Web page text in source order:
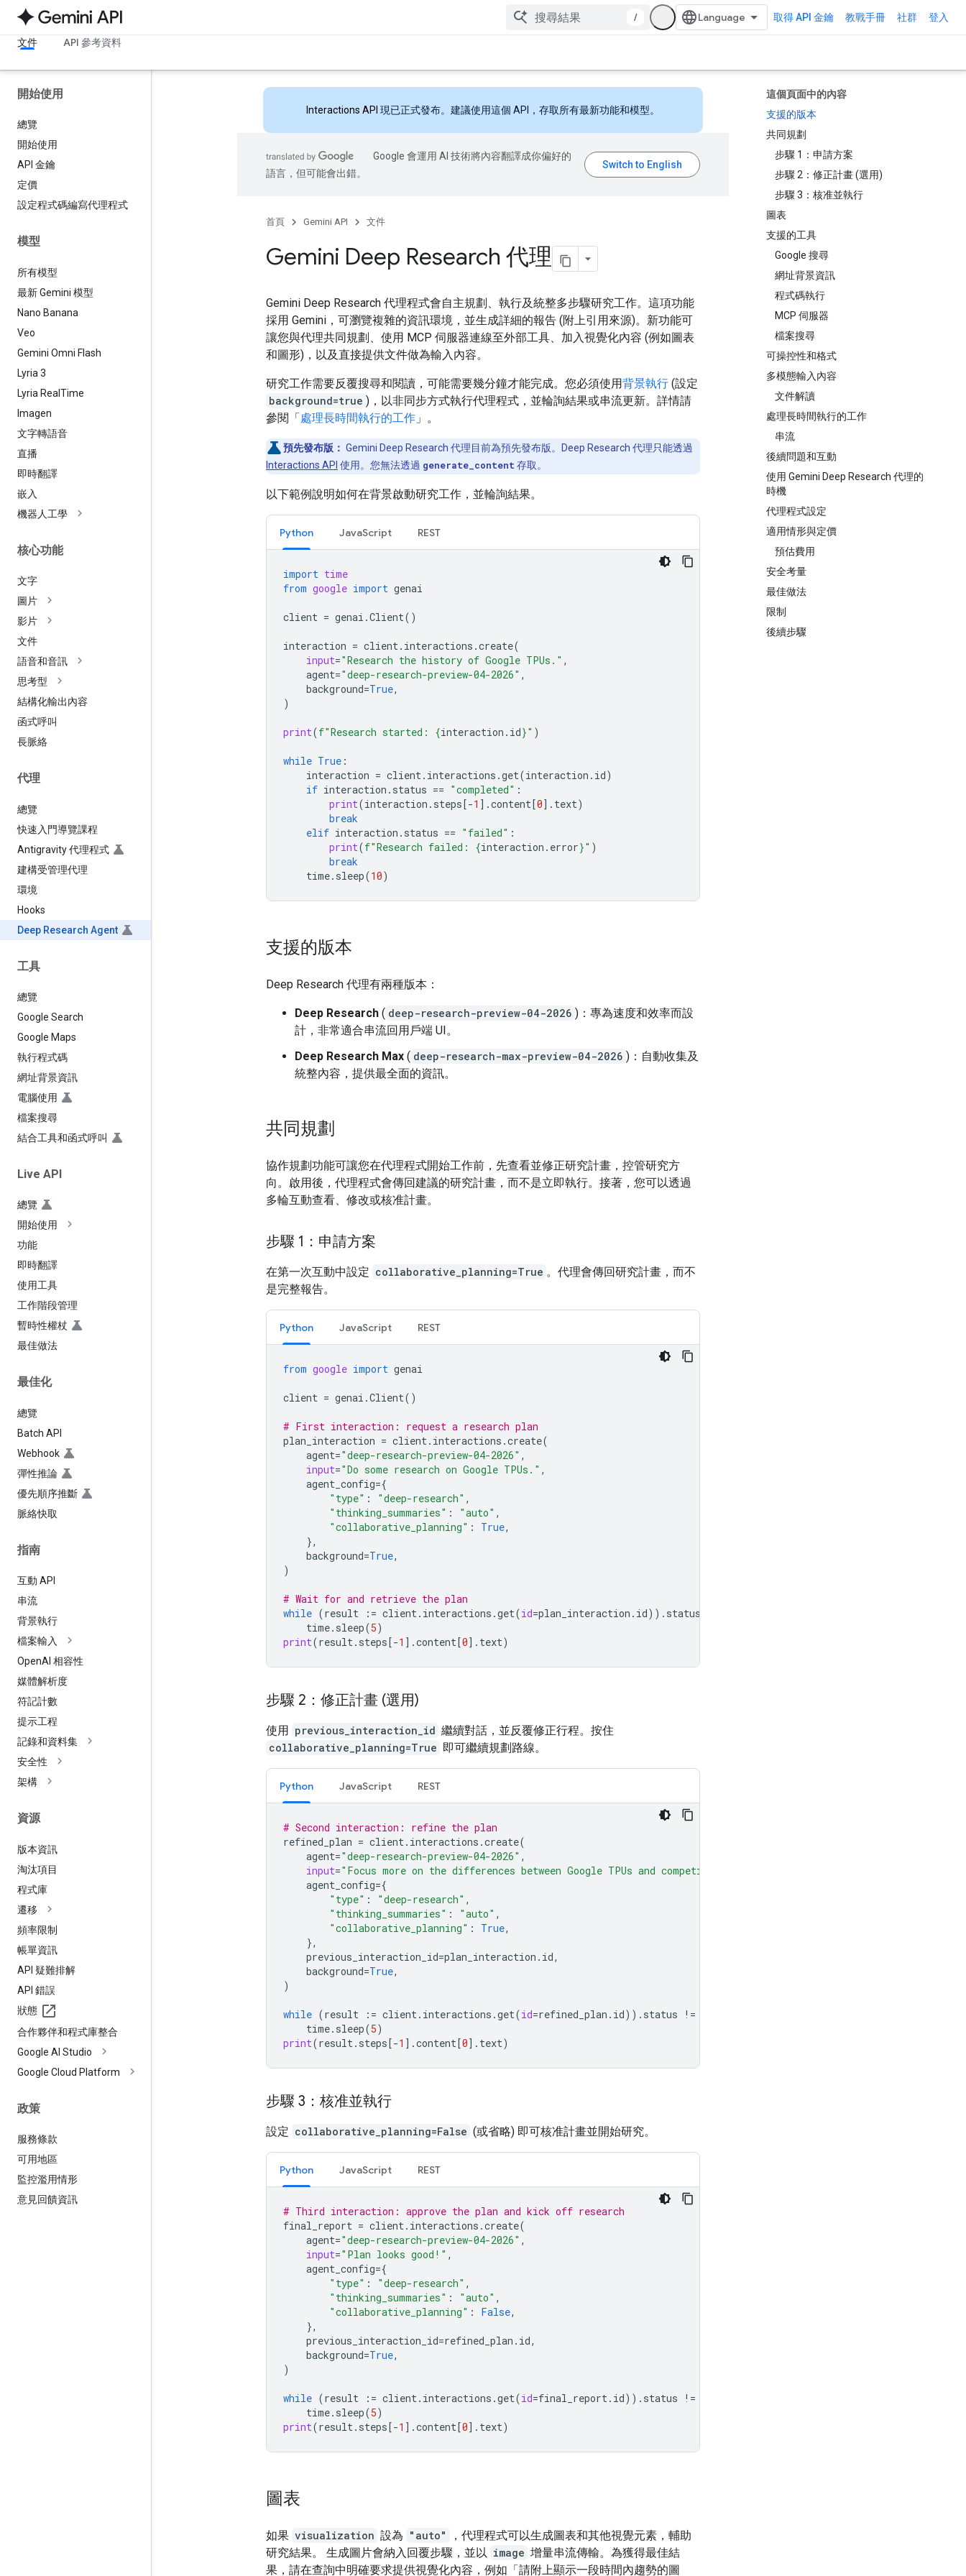
/ 取得 API 金鑰 教戰手冊 社群 登入
文件 API 參考資料
開始使用
總覽
開始使用
API 金鑰
定價
設定程式碼編寫代理程式
模型
所有模型
最新 Gemini 模型
Nano Banana
Veo
Gemini Omni Flash
Lyria 3
Lyria Real Time
Imagen
文字轉語音
直播
即時翻譯
嵌入
機器人工學
核心功能
文字
圖片
影片
文件
語音和音訊
思考型
結構化輸出內容
函式呼叫
長脈絡
代理
總覽
快速入門導覽課程
Antigravity 代理程式
建構受管理代理
環境
Hooks
Deep Research Agent
工具
總覽
Google Search
Google Maps
執行程式碼
網址背景資訊
電腦使用
檔案搜尋
結合工具和函式呼叫
Live API
總覽
開始使用
功能
即時翻譯
使用工具
工作階段管理
暫時性權杖
最佳做法
最佳化
總覽
Batch API
Webhook
彈性推論
優先順序推斷
脈絡快取
指南
互動 API
串流
背景執行
檔案輸入
OpenAI 相容性
媒體解析度
符記計數
提示工程
記錄和資料集
安全性
架構
資源
版本資訊
淘汰項目
程式庫
遷移
頻率限制
帳單資訊
API 疑難排解
API 錯誤
狀態
合作夥伴和程式庫整合
Google AI Studio
Google Cloud Platform
政策
服務條款
可用地區
監控濫用情形
意見回饋資訊
這個頁面中的內容
支援的版本
共同規劃
步驟 1：申請方案
步驟 2：修正計畫 (選用)
步驟 3：核准並執行
圖表
支援的工具
Google 搜尋
網址背景資訊
程式碼執行
MCP 伺服器
檔案搜尋
可操控性和格式
多模態輸入內容
文件解讀
處理長時間執行的工作
串流
後續問題和互動
使用 Gemini Deep Research 代理的
時機
代理程式設定
適用情形與定價
預估費用
安全考量
最佳做法
限制
後續步驟
Interactions API 現已正式發布。建議使用這個 API，存取所有最新功能和模型。
Google 會運用 AI 技術將內容翻譯成你偏好的
語言，但可能會出錯。
首頁 Gemini API 文件
Gemini Deep Research 代理
Gemini Deep Research 代理程式會自主規劃、執行及統整多步驟研究工作。這項功能
採用 Gemini，可瀏覽複雜的資訊環境，並生成詳細的報告 (附上引用來源)。新功能可
讓您與代理共同規劃、使用 MCP 伺服器連線至外部工具、加入視覺化內容 (例如圖表
和圖形)，以及直接提供文件做為輸入內容。
研究工作需要反覆搜尋和閱讀，可能需要幾分鐘才能完成。您必須使用背景執行 (設定
background=true )，以非同步方式執行代理程式，並輪詢結果或串流更新。詳情請
參閱「處理長時間執行的工作 」。
預先發布版： Gemini Deep Research 代理目前為預先發布版。Deep Research 代理只能透過
Interactions API 使用。您無法透過 generate_content 存取。
以下範例說明如何在背景啟動研究工作，並輪詢結果。
Python JavaScript REST
import time
from google import genai
client = genai .Client()
interaction = client. interactions .create(
input="Research the history of Google TPUs." ,
agent="deep-research-preview-04-2026" ,
background=True,
)
print(f"Research started: {interaction . id}" )
while True :
interaction = client. interactions .get(interaction . id)
if interaction . status == "completed" :
print(interaction . steps[-1 ] .content[0] . text)
break
elif interaction . status == "failed" :
print(f"Research failed: {interaction . error}" )
break
time. sleep(10)
支援的版本
Deep Research 代理有兩種版本：
Deep Research ( deep-research-preview-04-2026 )：專為速度和效率而設
計，非常適合串流回用戶端 UI。
Deep Research Max ( deep-research-max-preview-04-2026 )：自動收集及
統整內容，提供最全面的資訊。
共同規劃
協作規劃功能可讓您在代理程式開始工作前，先查看並修正研究計畫，控管研究方
向。啟用後，代理程式會傳回建議的研究計畫，而不是立即執行。接著，您可以透過
多輪互動查看、修改或核准計畫。
步驟 1：申請方案
在第一次互動中設定 collaborative_planning=True 。代理會傳回研究計畫，而不
是完整報告。
Python JavaScript REST
from google import genai
client = genai .Client()
# First interaction: request a research plan
plan_interaction = client. interactions .create(
agent="deep-research-preview-04-2026" ,
input="Do some research on Google TPUs." ,
agent_config={
"type" : "deep-research" ,
"thinking_summaries" : "auto" ,
"collaborative_planning" : True,
},
background=True,
)
# Wait for and retrieve the plan
while (result := client. interactions .get(id=plan_interaction . id)) . status
time. sleep(5)
print(result. steps[-1 ] .content[0] . text)
步驟 2：修正計畫 (選用)
使用 previous_interaction_id 繼續對話，並反覆修正行程。按住
collaborative_planning=True 即可繼續規劃路線。
Python JavaScript REST
# Second interaction: refine the plan
refined_plan = client. interactions .create(
agent="deep-research-preview-04-2026" ,
input="Focus more on the differences between Google TPUs and competitor hardware, and less on the history."
agent_config={
"type" : "deep-research" ,
"thinking_summaries" : "auto" ,
"collaborative_planning" : True,
},
previous_interaction_id=plan_interaction . id,
background=True,
)
while (result := client. interactions .get(id=refined_plan . id)) . status !=
time. sleep(5)
print(result. steps[-1 ] .content[0] . text)
步驟 3：核准並執行
設定 collaborative_planning=False (或省略) 即可核准計畫並開始研究。
Python JavaScript REST
# Third interaction: approve the plan and kick off research
final_report = client. interactions .create(
agent="deep-research-preview-04-2026" ,
input="Plan looks good!" ,
agent_config={
"type" : "deep-research" ,
"thinking_summaries" : "auto" ,
"collaborative_planning" : False,
},
previous_interaction_id=refined_plan . id,
background=True,
)
while (result := client. interactions .get(id=final_report. id)) . status !=
time. sleep(5)
print(result. steps[-1 ] .content[0] . text)
圖表
如果 visualization 設為 "auto"
，代理程式可以生成圖表和其他視覺元素，輔助
研究結果。 生成圖片會納入回覆步驟，並以 image 增量串流傳輸。為獲得最佳結
果，請在查詢中明確要求提供視覺化內容，例如「請附上顯示一段時間內趨勢的圖